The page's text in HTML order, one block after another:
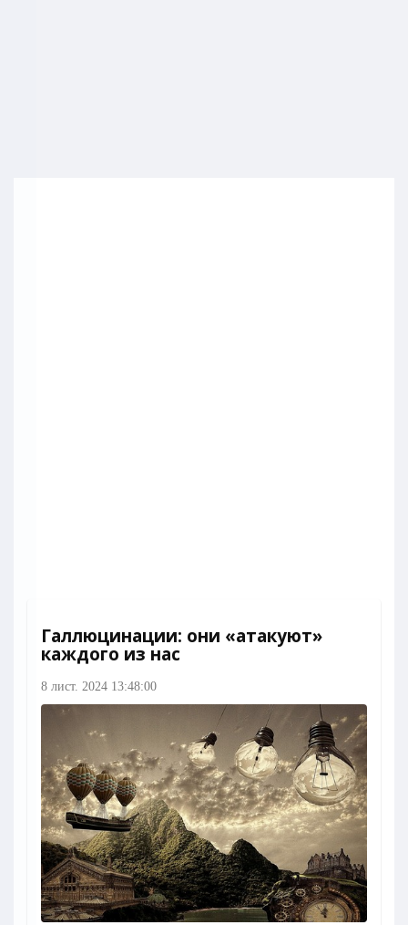
Галлюцинации: они «атакуют»
каждого из нас
8 лист. 2024 13:48:00